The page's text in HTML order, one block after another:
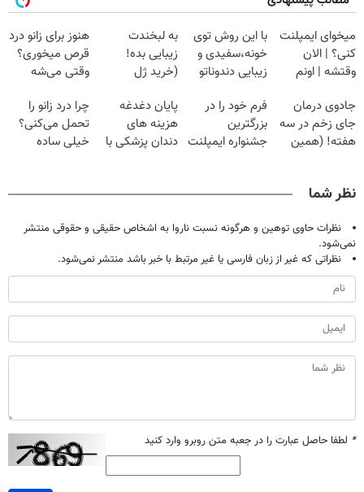
میخوای ایمپلنت
کنی؟ | الان
وقتشه | اونم
میلیون تومان!!!
با این روش توی
خونه،سفیدی و
زیبایی دندوناتو
(40%off)
به لبخندت
زیبایی بده!
(خرید ژل
دندان
با40%تخفیف)
هنوز برای زانو درد
قرص میخوری؟
وقتی می‌شه
درمانش کرد؟؟؟؟
جادوی درمان
جای زخم در سه
هفته! (همین
فرم خود را در
بزرگترین
جشنواره ایمپلنت
پایان دغدغه
هزینه های
دندان پزشکی با
چرا درد زانو را
تحمل می‌کنی؟
خیلی ساده
نظر شما
نظرات حاوی توهین و هرگونه نسبت ناروا به اشخاص حقیقی و حقوقی منتشر
نمی‌شود.
نظراتی که غیر از زبان فارسی یا غیر مرتبط با خبر باشد منتشر نمی‌شود.
* لطفا حاصل عبارت را در جعبه متن روبرو وارد کنید